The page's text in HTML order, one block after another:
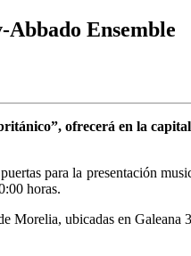
Ensemble
ofrecerá en la
para la presentación
horas.
ubicadas en